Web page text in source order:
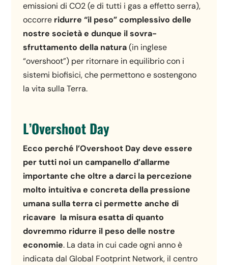
emissioni di CO2 (e di tutti i gas a effetto serra),
occorre ridurre “il peso” complessivo delle
nostre società e dunque il sovra-
sfruttamento della natura(in inglese
“overshoot”) per ritornare in equilibrio con i
sistemi biofisici, che permettono e sostengono
la vita sulla Terra.
L’Overshoot Day
Ecco perché l’Overshoot Day deve essere
per tutti noi un campanello d’allarme
importante che oltre a darci la percezione
molto intuitiva e concreta della pressione
umana sulla terra ci permette anche di
ricavare la misura esatta di quanto
dovremmo ridurre il peso delle nostre
economie. La data in cui cade ogni anno è
indicata dal Global Footprint Network, il centro